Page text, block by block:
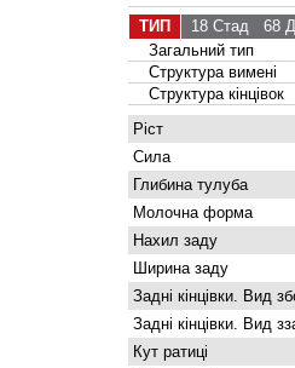
ТИП 18 Стад 68
Загальний тип
Структура вимені
Структура кінцівок
Ріст
Сила
Глибина тулуба
Молочна форма
Нахил заду
Ширина заду
Задні кінцівки. Вид
Задні кінцівки. Вид
Кут ратиці